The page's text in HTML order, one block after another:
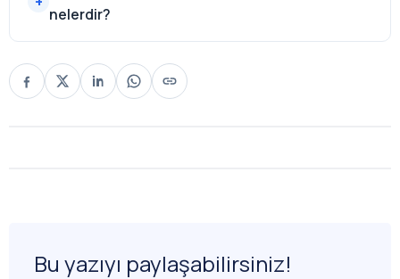
nelerdir?
Bu yazıyı paylaşabilirsiniz!